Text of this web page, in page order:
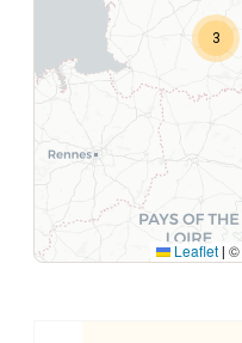
3
Leaflet ©